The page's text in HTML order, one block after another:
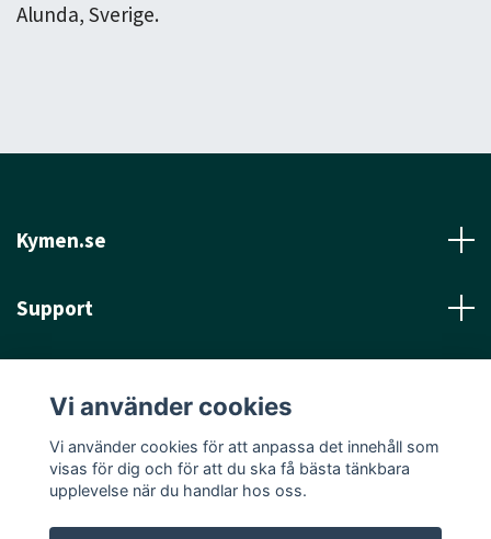
Alunda, Sverige.
Kymen.se
Support
Sociala medier
Vi använder cookies
Vi använder cookies för att anpassa det innehåll som
visas för dig och för att du ska få bästa tänkbara
upplevelse när du handlar hos oss.